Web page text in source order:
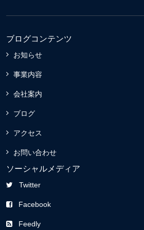
ブログコンテンツ
お知らせ
事業内容
会社案内
ブログ
アクセス
お問い合わせ
ソーシャルメディア
Twitter
Facebook
Feedly